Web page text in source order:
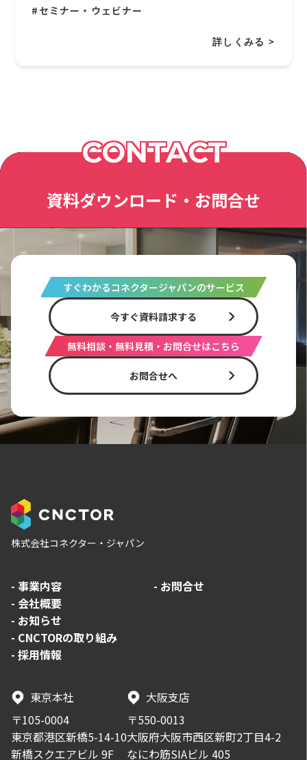
#セミナー・ウェビナー
詳しくみる >
CONTACT
資料ダウンロード・お問合せ
すぐわかるコネクタージャパンのサービス
今すぐ資料請求する
無料相談・無料見積・お問合せはこちら
お問合せへ
株式会社コネクター・ジャパン
東京本社
〒105-0004
東京都港区新橋5-14-10
新橋スクエアビル 9F
大阪支店
〒550-0013
大阪府大阪市西区新町2丁目4-2
なにわ筋SIAビル 405
- 事業内容
- 会社概要
- お知らせ
- CNCTORの取り組み
- 採用情報
- お問合せ